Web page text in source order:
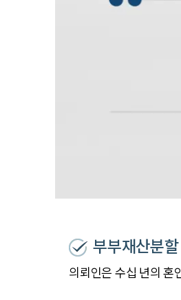
부부재산분
의뢰인은 수십 년의 혼